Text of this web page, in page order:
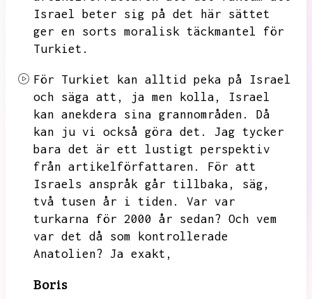
Israel beter sig på det här sättet
ger en sorts moralisk täckmantel för
Turkiet.
För Turkiet kan alltid peka på Israel
och säga att,
ja men kolla,
Israel
kan anekdera sina grannområden.
Då
kan ju vi också göra det.
Jag tycker
bara det är ett lustigt perspektiv
från artikelförfattaren.
För att
Israels anspråk går tillbaka,
säg,
två tusen år i tiden.
Var var
turkarna för 2000 år sedan? Och vem
var det då som kontrollerade
Anatolien? Ja exakt,
Boris